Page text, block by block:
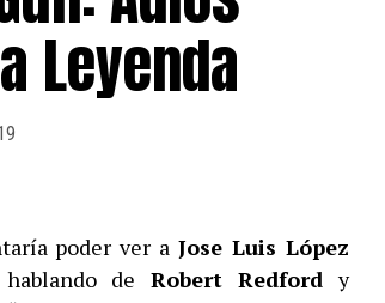
Leyenda
poder ver a Jose Luis López
hablando de Robert Redford y